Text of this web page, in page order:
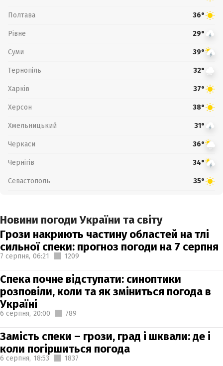
Полтава 36°
Рівне 29°
Суми 39°
Тернопіль 32°
Харків 37°
Херсон 38°
Хмельницький 31°
Черкаси 36°
Чернігів 34°
Севастополь 35°
Новини погоди України та світу
Грози накриють частину областей на тлі
сильної спеки: прогноз погоди на 7 серпня
7 серпня, 06:21 1209
Спека почне відступати: синоптики
розповіли, коли та як зміниться погода в
Україні
6 серпня, 20:00 789
Замість спеки – грози, град і шквали: де і
коли погіршиться погода
6 серпня, 18:53 1837